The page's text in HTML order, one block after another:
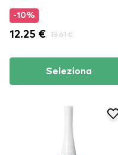
-10%
12.25 € 13.61 €
Seleziona